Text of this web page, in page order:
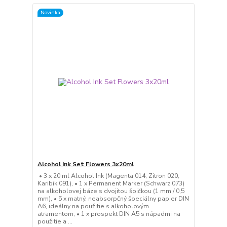
Novinka
Alcohol Ink Set Flowers 3x20ml
• 3 x 20 ml Alcohol Ink (Magenta 014, Zitron 020,
Karibik 091), • 1 x Permanent Marker (Schwarz 073)
na alkoholovej báze s dvojitou špičkou (1 mm / 0,5
mm), • 5 x matný, neabsorpčný špeciálny papier DIN
A6, ideálny na použitie s alkoholovým
atramentom, • 1 x prospekt DIN A5 s nápadmi na
použitie a ...